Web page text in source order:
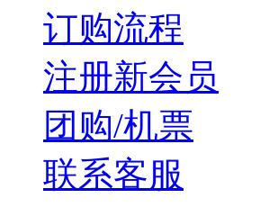
订购流程
注册新会员
团购/机票
联系客服